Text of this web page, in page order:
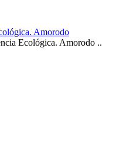
Amorodo
Ecológica. Amorodo ..